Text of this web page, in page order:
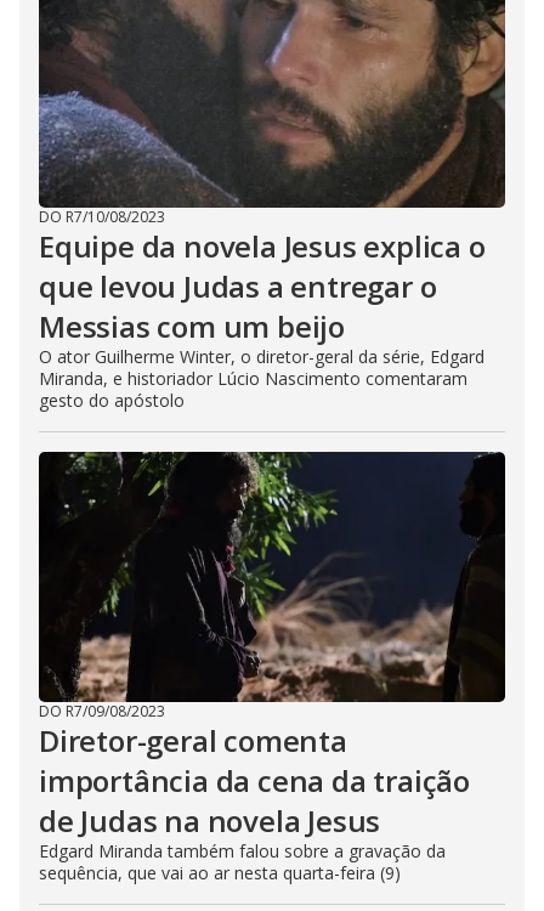
DO R7/10/08/2023
Equipe da novela Jesus explica o
que levou Judas a entregar o
Messias com um beijo
O ator Guilherme Winter, o diretor-geral da série, Edgard
Miranda, e historiador Lúcio Nascimento comentaram
gesto do apóstolo
DO R7/09/08/2023
Diretor-geral comenta
importância da cena da traição
de Judas na novela Jesus
Edgard Miranda também falou sobre a gravação da
sequência, que vai ao ar nesta quarta-feira (9)